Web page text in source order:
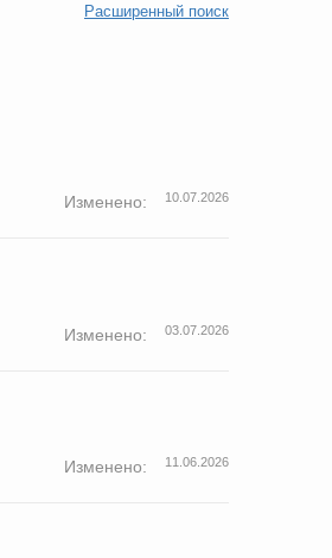
Расширенный поиск
Изменено: 10.07.2026
Изменено: 03.07.2026
Изменено: 11.06.2026